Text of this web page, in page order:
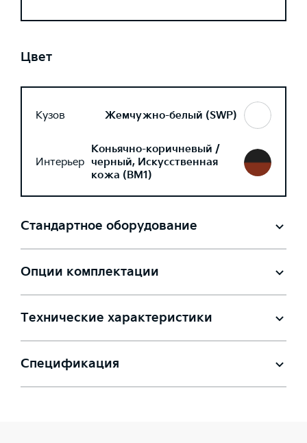
Цвет
Кузов Жемчужно-белый (SWP)
Интерьер
Коньячно-коричневый /
черный, Искусственная
кожа (BM1)
Стандартное оборудование
Опции комплектации
Технические характеристики
Спецификация